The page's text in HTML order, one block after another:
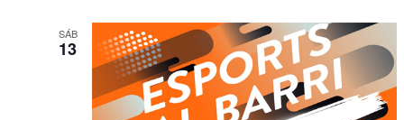
SÁB
13